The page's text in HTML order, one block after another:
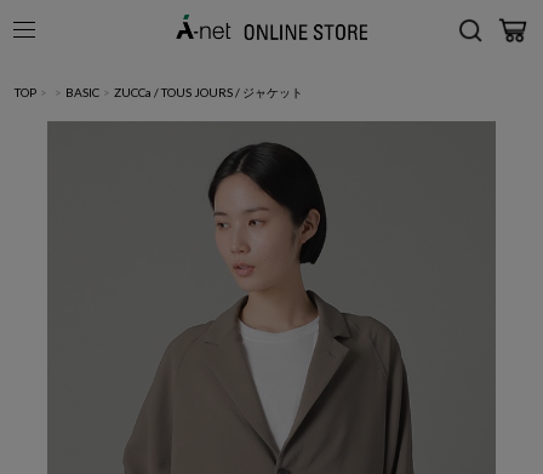
TOP > > BASIC > ZUCCa / TOUS JOURS / ジャケット